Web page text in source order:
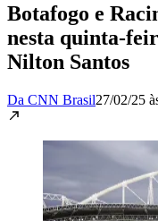
Botafogo e
nesta quinta-
Nilton Santos
Da CNN Brasil27/02/25